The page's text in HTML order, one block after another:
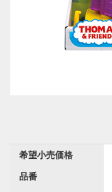
希望小売価格
品番